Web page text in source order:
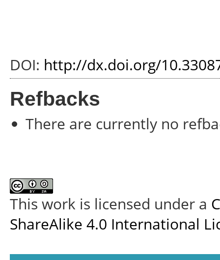
DOI: http://dx.doi.org/
Refbacks
There are currently no
This work is licensed under a
ShareAlike 4.0 International